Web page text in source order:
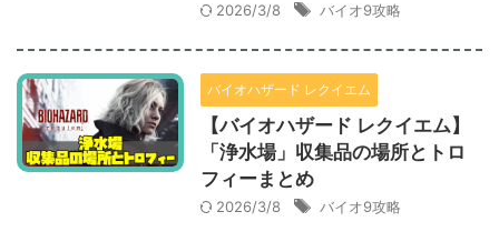
2026/3/8 バイオ9攻略
バイオハザード レクイエム
【バイオハザード レクイエム】
「浄水場」収集品の場所とトロ
フィーまとめ
2026/3/8 バイオ9攻略